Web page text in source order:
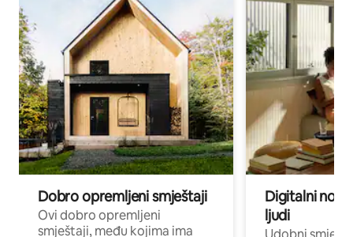
Dobro opremljeni smještaji
Ovi dobro opremljeni
smještaji, među kojima ima
Digitalni
ljudi